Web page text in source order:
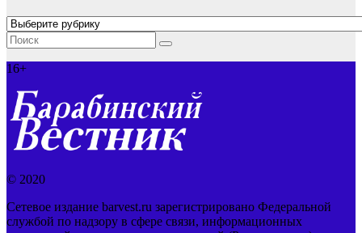
Рубрики
16+
© 2020
Сетевое издание barvest.ru зарегистрировано Федеральной
службой по надзору в сфере связи, информационных